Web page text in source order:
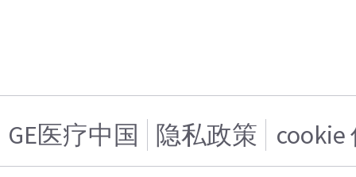
GE医疗中国 隐私政策 cookie